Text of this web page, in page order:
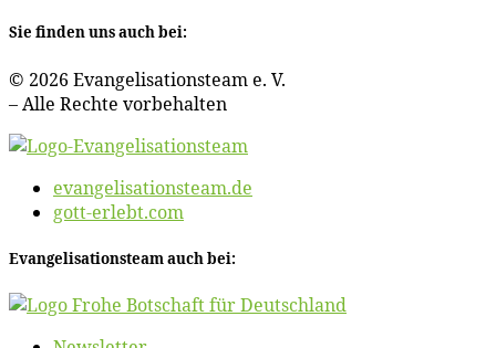
Sie fin­den uns auch bei:
© 2026 Evan­ge­li­sa­ti­ons­team e. V.
– Al­le Rech­te vorbehalten
evangelisationsteam.de
gott-erlebt.com
Evan­ge­li­sa­ti­ons­team auch bei: